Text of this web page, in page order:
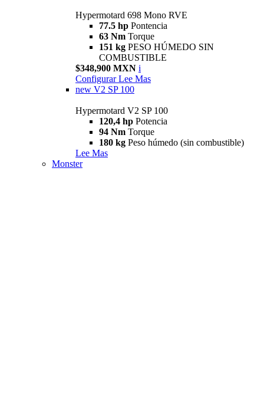
Hypermotard 698 Mono RVE
77.5 hp Pontencia
63 Nm Torque
151 kg PESO HÚMEDO SIN
COMBUSTIBLE
$348,900 MXN i
Configurar Lee Mas
new V2 SP 100
Hypermotard V2 SP 100
120,4 hp Potencia
94 Nm Torque
180 kg Peso húmedo (sin combustible)
Lee Mas
Monster